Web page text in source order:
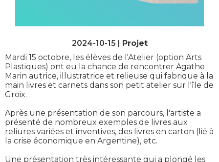
2024-10-15 | Projet
Mardi 15 octobre, les élèves de l'Atelier (option Arts
Plastiques) ont eu la chance de rencontrer Agathe
Marin autrice, illustratrice et relieuse qui fabrique à la
main livres et carnets dans son petit atelier sur l'île de
Groix.
Après une présentation de son parcours, l'artiste a
présenté de nombreux exemples de livres aux
reliures variées et inventives, des livres en carton (lié à
la crise économique en Argentine), etc.
Une présentation très intéressante qui a plongé les